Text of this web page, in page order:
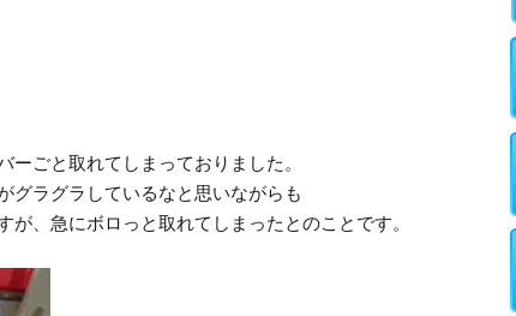
ごと取れてしまっておりました。
グラグラしているなと思いながらも
、急にボロっと取れてしまったとのことです。